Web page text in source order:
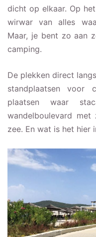
dicht op elkaar. Op
wirwar van alles
Maar, je bent zo aan
camping.
De plekken direct
standplaatsen voor
plaatsen waar
wandelboulevard
zee. En wat is het hier